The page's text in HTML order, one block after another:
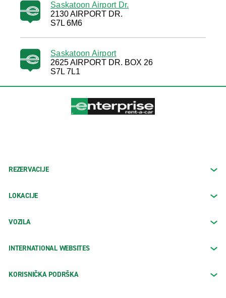
Saskatoon Airport Dr.
2130 AIRPORT DR.
S7L 6M6
Saskatoon Airport
2625 AIRPORT DR. BOX 26
S7L 7L1
REZERVACIJE
LOKACIJE
VOZILA
INTERNATIONAL WEBSITES
KORISNIČKA PODRŠKA